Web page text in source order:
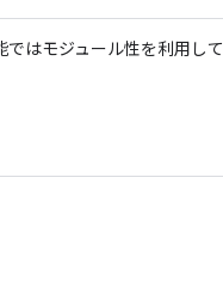
はモジュール性を利用して